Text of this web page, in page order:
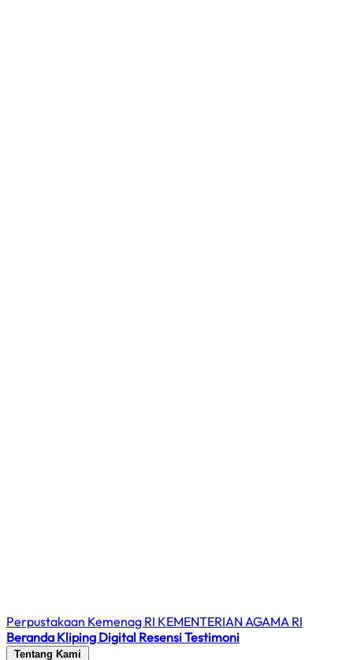
Perpustakaan Kemenag RI KEMENTERIAN AGAMA RI
Beranda Kliping Digital ResensiTestimoni
Tentang Kami